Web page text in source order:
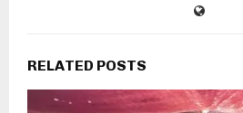
RELATED POSTS